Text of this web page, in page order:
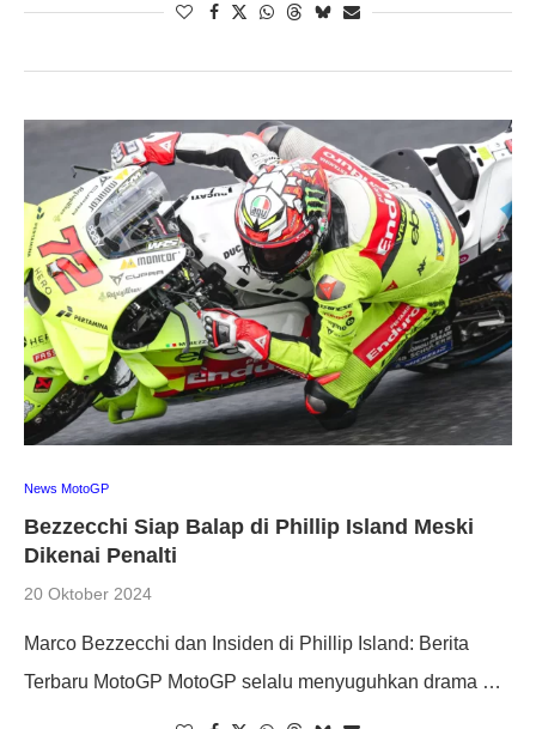
News MotoGP
Bezzecchi Siap Balap di Phillip Island Meski
Dikenai Penalti
20 Oktober 2024
Marco Bezzecchi dan Insiden di Phillip Island: Berita
Terbaru MotoGP MotoGP selalu menyuguhkan drama …